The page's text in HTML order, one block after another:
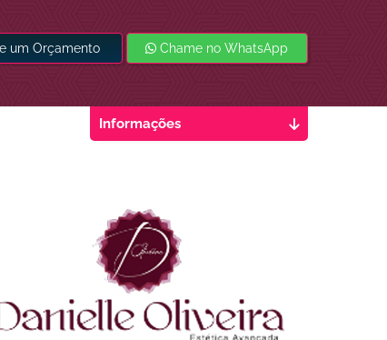
um Orçamento Chame no WhatsApp
Informações